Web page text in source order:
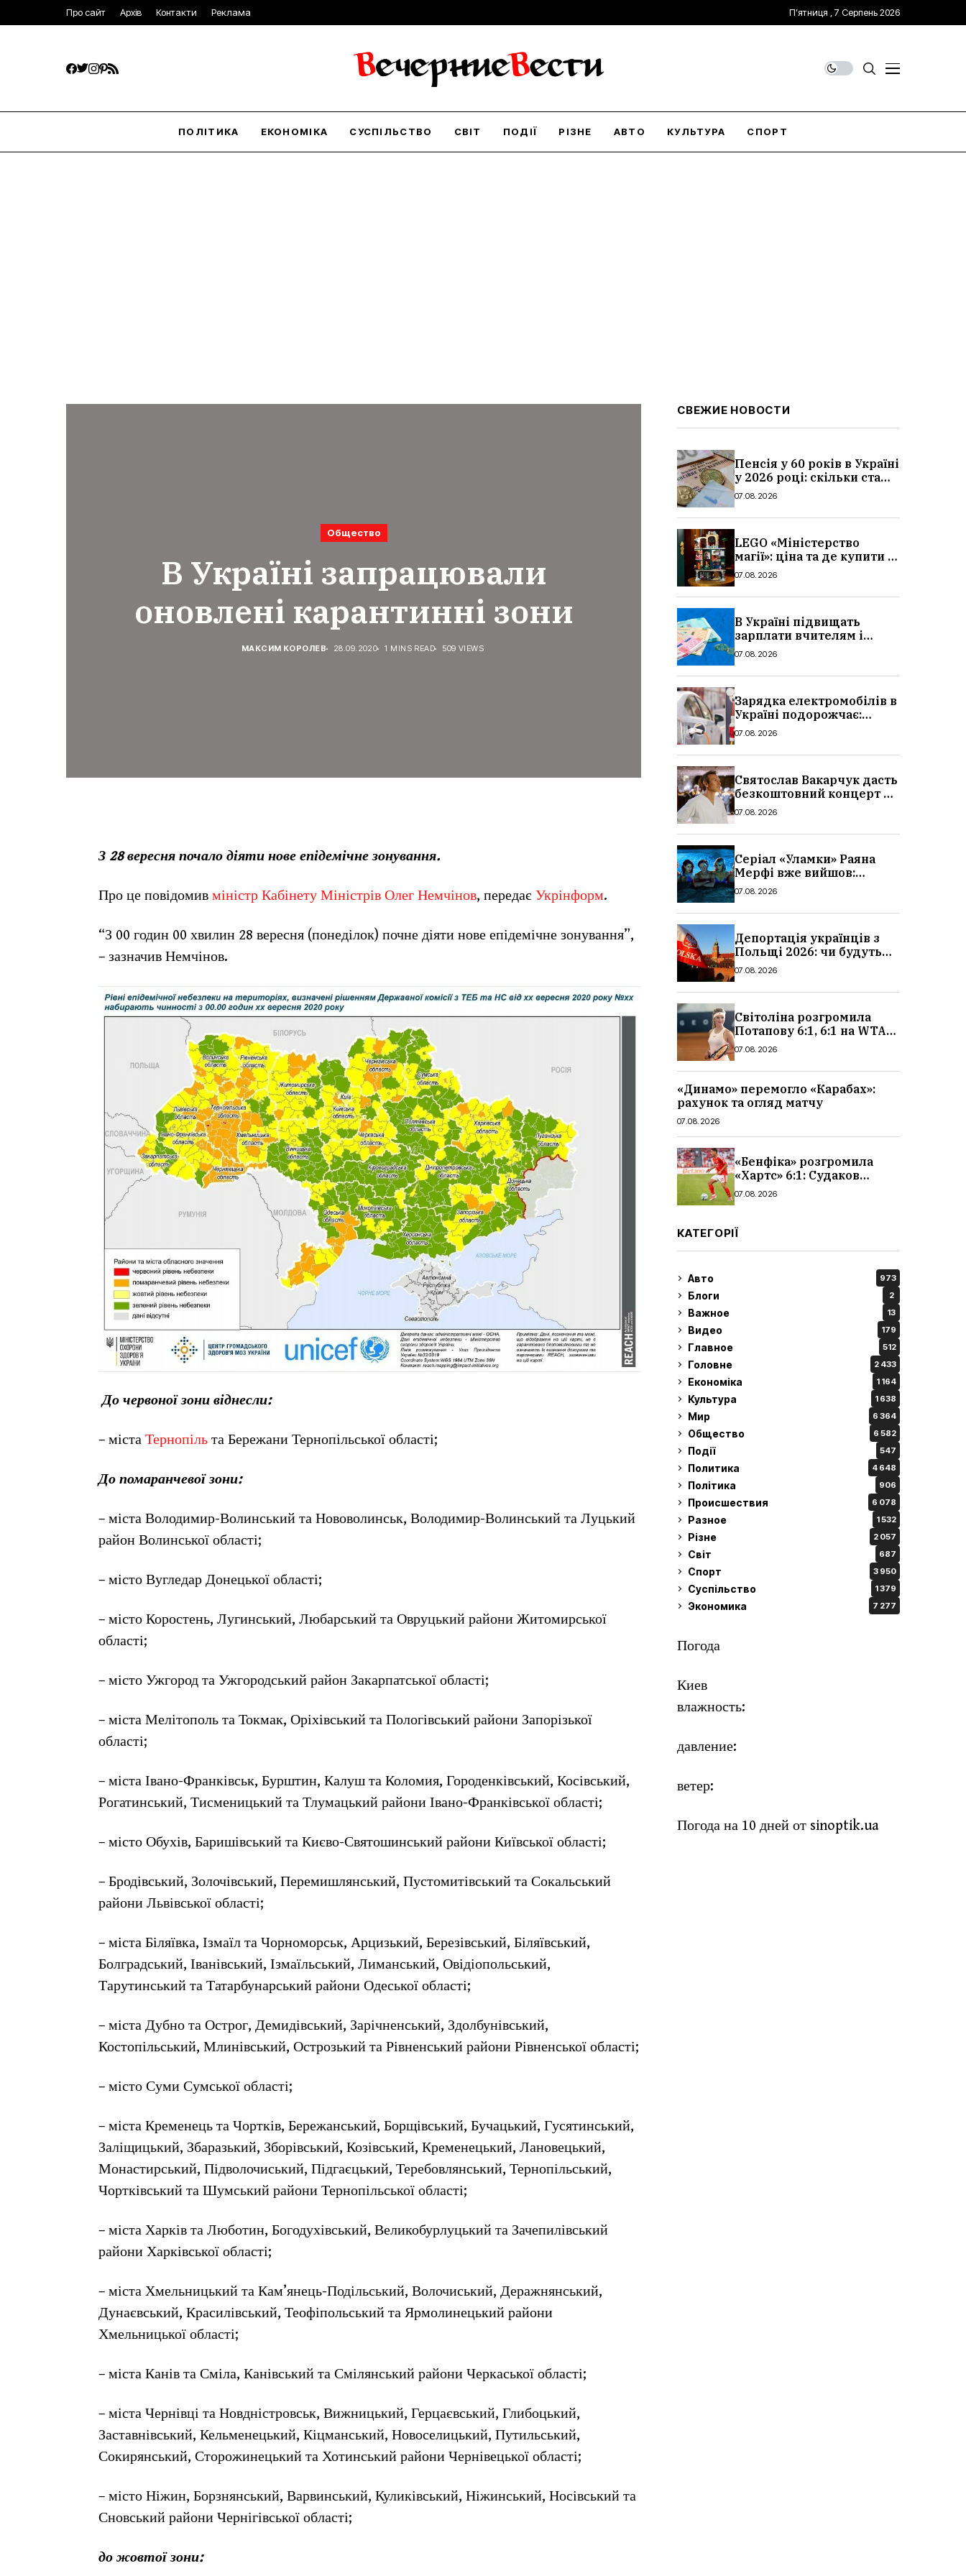
Про сайт Архів Контакти Реклама П’ятниця , 7 Серпень 2026
ПОЛІТИКА ЕКОНОМІКА СУСПІЛЬСТВО СВІТ ПОДІЇ РІЗНЕ АВТО КУЛЬТУРА СПОРТ
Общество
В Україні запрацювали
оновлені карантинні зони
МАКСИМ КОРОЛЕВ 28.09.2020 1 MINS READ 509 VIEWS
З 28 вересня почало діяти нове епідемічне зонування.
Про це повідомив міністр Кабінету Міністрів Олег Немчінов, передає Укрінформ.
“З 00 годин 00 хвилин 28 вересня (понеділок) почне діяти нове епідемічне зонування”,
– зазначив Немчінов.
До червоної зони віднесли:
– міста Тернопіль та Бережани Тернопільської області;
До помаранчевої зони:
– міста Володимир-Волинський та Нововолинськ, Володимир-Волинський та Луцький
район Волинської області;
– місто Вугледар Донецької області;
– місто Коростень, Лугинський, Любарський та Овруцький райони Житомирської
області;
– місто Ужгород та Ужгородський район Закарпатської області;
– міста Мелітополь та Токмак, Оріхівський та Пологівський райони Запорізької
області;
– міста Івано-Франківськ, Бурштин, Калуш та Коломия, Городенківський, Косівський,
Рогатинський, Тисменицький та Тлумацький райони Івано-Франківської області;
– місто Обухів, Баришівський та Києво-Святошинський райони Київської області;
– Бродівський, Золочівський, Перемишлянський, Пустомитівський та Сокальський
райони Львівської області;
– міста Біляївка, Ізмаїл та Чорноморськ, Арцизький, Березівський, Біляївський,
Болградський, Іванівський, Ізмаїльський, Лиманський, Овідіопольський,
Тарутинський та Татарбунарський райони Одеської області;
– міста Дубно та Острог, Демидівський, Зарічненський, Здолбунівський,
Костопільський, Млинівський, Острозький та Рівненський райони Рівненської області;
– місто Суми Сумської області;
– міста Кременець та Чортків, Бережанський, Борщівський, Бучацький, Гусятинський,
Заліщицький, Збаразький, Зборівський, Козівський, Кременецький, Лановецький,
Монастирський, Підволочиський, Підгаєцький, Теребовлянський, Тернопільський,
Чортківський та Шумський райони Тернопільської області;
– міста Харків та Люботин, Богодухівський, Великобурлуцький та Зачепилівський
райони Харківської області;
– міста Хмельницький та Кам’янець-Подільський, Волочиський, Деражнянський,
Дунаєвський, Красилівський, Теофіпольський та Ярмолинецький райони
Хмельницької області;
– міста Канів та Сміла, Канівський та Смілянський райони Черкаської області;
– міста Чернівці та Новдністровськ, Вижницький, Герцаєвський, Глибоцький,
Заставнівський, Кельменецький, Кіцманський, Новоселицький, Путильський,
Сокирянський, Сторожинецький та Хотинський райони Чернівецької області;
– місто Ніжин, Борзнянський, Варвинський, Куликівський, Ніжинський, Носівський та
Сновський райони Чернігівської області;
до жовтої зони:
СВЕЖИЕ НОВОСТИ
Пенсія у 60 років в Україні
у 2026 році: скільки стажу
потрібно, умови, кому
07.08.2026
LEGO «Міністерство
магії»: ціна та де купити в
Україні
07.08.2026
В Україні підвищать
зарплати вчителям і
стипендії студентам з 1
суми, розмір
07.08.2026
Зарядка електромобілів в
Україні подорожчає:
причина і нові ціни з
07.08.2026
Святослав Вакарчук дасть
безкоштовний концерт у
Львові: дата і місце
07.08.2026
Серіал «Уламки» Раяна
Мерфі вже вийшов:
сюжет, актори та всі
07.08.2026
Депортація українців з
Польщі 2026: чи будуть
висилати українських
07.08.2026
Світоліна розгромила
Потапову 6:1, 6:1 на WTA
1000 у Торонто
07.08.2026
«Динамо» перемогло «Карабах»:
рахунок та огляд матчу
07.08.2026
«Бенфіка» розгромила
«Хартс» 6:1: Судаков
відзначився асистом,
07.08.2026
КАТЕГОРІЇ
Авто 973
Блоги 2
Важное 13
Видео 179
Главное 512
Головне 2 433
Економіка 1 164
Культура 1 638
Мир 6 364
Общество 6 582
Події 547
Политика 4 648
Політика 906
Происшествия 6 078
Разное 1 532
Різне 2 057
Світ 687
Спорт 3 950
Суспільство 1 379
Экономика 7 277
Погода
Киев
влажность:
давление:
ветер:
Погода на 10 дней от sinoptik.ua